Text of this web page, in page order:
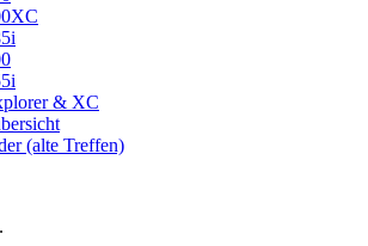
& XC
(alte Treffen)